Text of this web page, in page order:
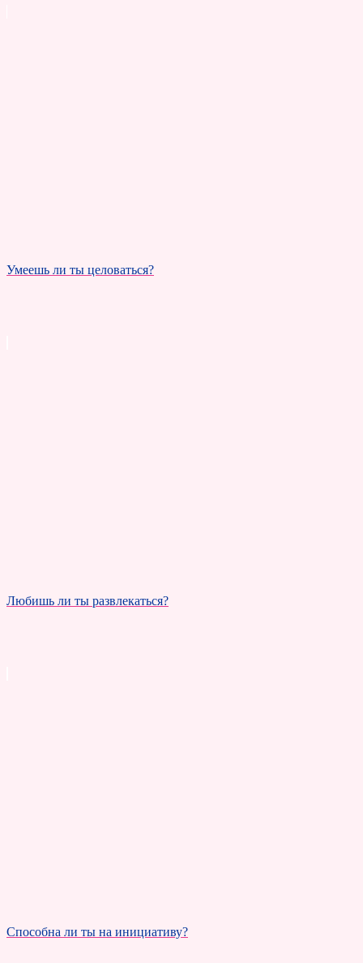
Умеешь ли ты целоваться?
Любишь ли ты развлекаться?
Способна ли ты на инициативу?